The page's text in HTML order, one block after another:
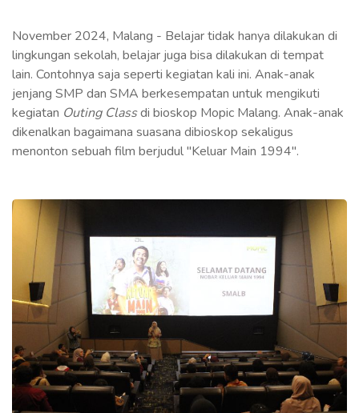
November 2024, Malang - Belajar tidak hanya dilakukan di
lingkungan sekolah, belajar juga bisa dilakukan di tempat
lain. Contohnya saja seperti kegiatan kali ini. Anak-anak
jenjang SMP dan SMA berkesempatan untuk mengikuti
kegiatan Outing Classdi bioskop Mopic Malang. Anak-anak
dikenalkan bagaimana suasana dibioskop sekaligus
menonton sebuah film berjudul "Keluar Main 1994".